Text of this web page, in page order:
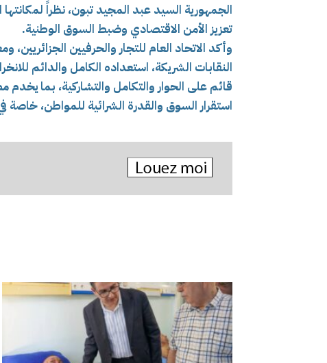
الجمهورية السيد عبد المجيد تبون، نظراً
تعزيز الأمن الاقتصادي وضبط السوق الوطنية.
وأكد الاتحاد العام للتجار والحرفيين
النقابات الشريكة، استعداده الكامل والدائم
قائم على الحوار والتكامل والتشاركية، بما يخدم
استقرار السوق والقدرة الشرائية للمواطن،